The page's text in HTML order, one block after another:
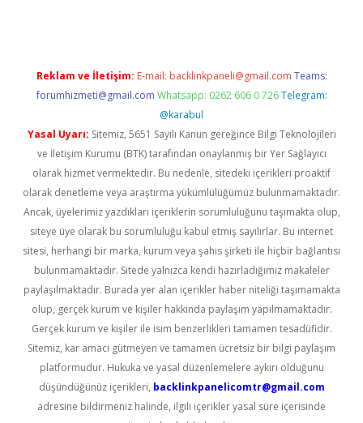
Reklam ve İletişim: E-mail: backlinkpaneli@gmail.com Teams:
forumhizmeti@gmail.com Whatsapp: 0262 606 0 726 Telegram:
@karabul
Yasal Uyarı: Sitemiz, 5651 Sayılı Kanun gereğince Bilgi Teknolojileri
ve İletişim Kurumu (BTK) tarafından onaylanmış bir Yer Sağlayıcı
olarak hizmet vermektedir. Bu nedenle, sitedeki içerikleri proaktif
olarak denetleme veya araştırma yükümlülüğümüz bulunmamaktadır.
Ancak, üyelerimiz yazdıkları içeriklerin sorumluluğunu taşımakta olup,
siteye üye olarak bu sorumluluğu kabul etmiş sayılırlar. Bu internet
sitesi, herhangi bir marka, kurum veya şahıs şirketi ile hiçbir bağlantısı
bulunmamaktadır. Sitede yalnızca kendi hazırladığımız makaleler
paylaşılmaktadır. Burada yer alan içerikler haber niteliği taşımamakta
olup, gerçek kurum ve kişiler hakkında paylaşım yapılmamaktadır.
Gerçek kurum ve kişiler ile isim benzerlikleri tamamen tesadüfidir.
Sitemiz, kar amacı gütmeyen ve tamamen ücretsiz bir bilgi paylaşım
platformudur. Hukuka ve yasal düzenlemelere aykırı olduğunu
düşündüğünüz içerikleri, backlinkpanelicomtr@gmail.com
adresine bildirmeniz halinde, ilgili içerikler yasal süre içerisinde